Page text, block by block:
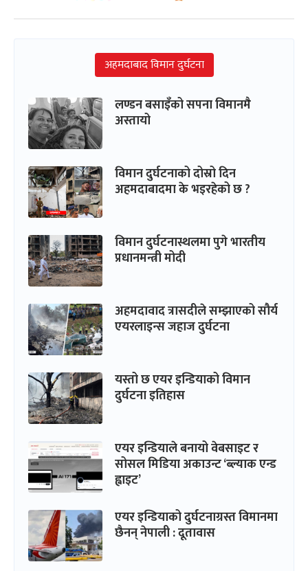
अहमदाबाद विमान दुर्घटना
लण्डन बसाइँको सपना विमानमै
अस्तायो
विमान दुर्घटनाको दोस्रो दिन
अहमदाबादमा के भइरहेको छ ?
विमान दुर्घटनास्थलमा पुगे भारतीय
प्रधानमन्त्री मोदी
अहमदावाद त्रासदीले सम्झाएको सौर्य
एयरलाइन्स जहाज दुर्घटना
यस्तो छ एयर इन्डियाको विमान
दुर्घटना इतिहास
एयर इन्डियाले बनायो वेबसाइट र
सोसल मिडिया अकाउन्ट ‘ब्ल्याक एन्ड
ह्वाइट’
एयर इन्डियाको दुर्घटनाग्रस्त विमानमा
छैनन् नेपाली : दूतावास